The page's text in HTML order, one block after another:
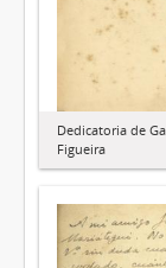
Dedicatoria de
Figueira